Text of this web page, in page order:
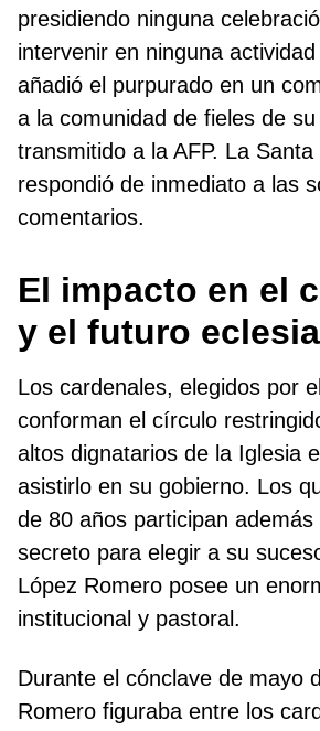
presidiendo ninguna
intervenir en ninguna actividad
añadió el purpurado en un
a la comunidad de fieles de
transmitido a la AFP. La
respondió de inmediato a las
comentarios.
El impacto en el
y el futuro
Los cardenales, elegidos por
conforman el círculo
altos dignatarios de la Iglesia
asistirlo en su gobierno. Los
de 80 años participan
secreto para elegir a su
López Romero posee un
institucional y pastoral.
Durante el cónclave de mayo
Romero figuraba entre los